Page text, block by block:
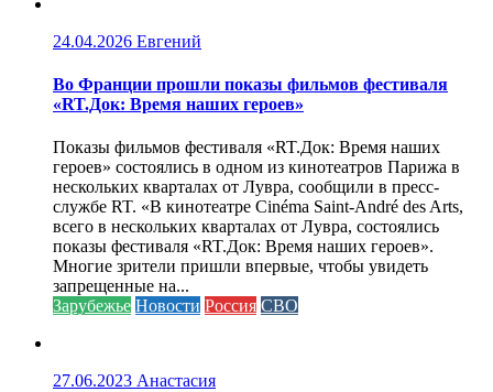
24.04.2026 Евгений
Во Франции прошли показы фильмов фестиваля
«RT.Док: Время наших героев»
Показы фильмов фестиваля «RT.Док: Время наших
героев» состоялись в одном из кинотеатров Парижа в
нескольких кварталах от Лувра, сообщили в пресс-
службе RT. «В кинотеатре Cinéma Saint-André des Arts,
всего в нескольких кварталах от Лувра, состоялись
показы фестиваля «RT.Док: Время наших героев».
Многие зрители пришли впервые, чтобы увидеть
запрещенные на...
Зарубежье Новости Россия СВО
27.06.2023 Анастасия